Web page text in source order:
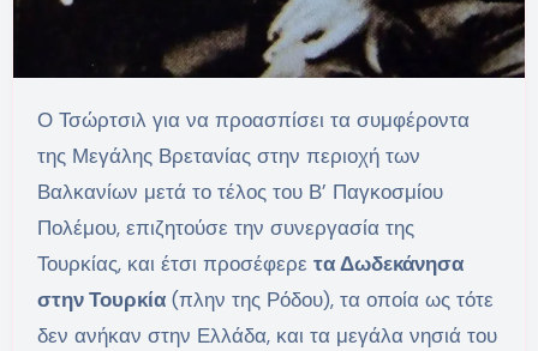
Ο Τσώρτσιλ για να προασπίσει τα συμφέροντα
της Μεγάλης Βρετανίας στην περιοχή των
Βαλκανίων μετά το τέλος του Β’ Παγκοσμίου
Πολέμου, επιζητούσε την συνεργασία της
Τουρκίας, και έτσι προσέφερε τα Δωδεκάνησα
στην Τουρκία(πλην της Ρόδου), τα οποία ως τότε
δεν ανήκαν στην Ελλάδα, και τα μεγάλα νησιά του